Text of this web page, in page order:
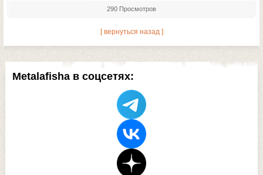
Metalafisha в соцсетях:
290 Просмотров
[ вернуться назад ]